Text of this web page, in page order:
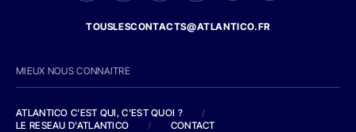
TOUSLESCONTACTS@ATLANTICO.FR
MIEUX NOUS CONNAITRE
ATLANTICO C'EST QUI, C'EST QUOI ?
/
LE RESEAU D'ATLANTICO
/ CONTACT